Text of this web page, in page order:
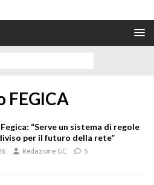
FEGICA
“Serve un sistema di regole
per il futuro della rete”
Redazione GC 5